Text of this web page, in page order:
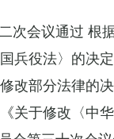
次会议通过
兵役法〉的决
改部分法律的
关于修改〈中